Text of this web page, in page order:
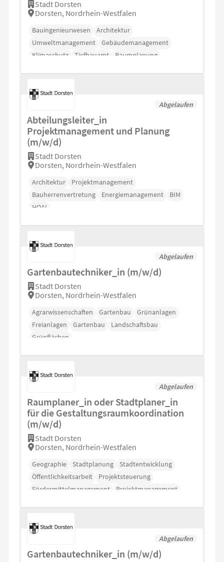
Stadt Dorsten
Dorsten, Nordrhein-Westfalen
Bauingenieurwesen
Architektur
Umweltmanagement
Gebäudemanagement
Klimaschutz
Tiefbauamt Raumplanung
Abgelaufen
Abteilungsleiter_in
Projektmanagement und Planung
(m/w/d)
Stadt Dorsten
Dorsten, Nordrhein-Westfalen
Architektur
Projektmanagement
Bauherrenvertretung
Energiemanagement
BIM
HOAI
Abgelaufen
Gartenbautechniker_in (m/w/d)
Stadt Dorsten
Dorsten, Nordrhein-Westfalen
Agrarwissenschaften Gartenbau
Grünanlagen
Freianlagen
Gartenbau
Landschaftsbau
Grünflächen
Abgelaufen
Raumplaner_in oder Stadtplaner_in
für die Gestaltungsraumkoordination
(m/w/d)
Stadt Dorsten
Dorsten, Nordrhein-Westfalen
Geographie Stadtplanung
Stadtentwicklung
Öffentlichkeitsarbeit
Projektsteuerung
Fördermittelmanagement
Projektmanagement
Abgelaufen
Gartenbautechniker_in (m/w/d)